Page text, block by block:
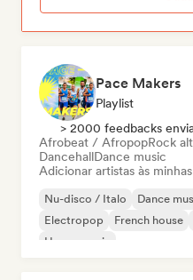
Pace Makers
Playlist
> 2000 feedbacks
Afrobeat / AfropopRock
DancehallDance music
Adicionar artistas às
Nu-disco / Italo Dance
Electropop
French house
House music